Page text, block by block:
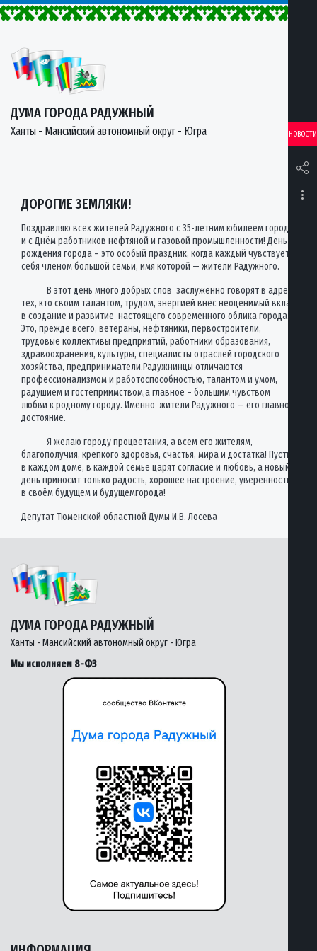
ДУМА ГОРОДА РАДУЖНЫЙ
Ханты - Мансийский автономный округ - Югра НОВОСТИ
ДОРОГИЕ ЗЕМЛЯКИ!
Поздравляю всех жителей Радужного с 35-летним юбилеем города
и с Днём работников нефтяной и газовой промышленности! День
рождения города – это особый праздник, когда каждый чувствует
себя членом большой семьи, имя которой — жители Радужного.
В этот день много добрых слов заслуженно говорят в адрес
тех, кто своим талантом, трудом, энергией внёс неоценимый вклад
в создание и развитие настоящего современного облика города.
Это, прежде всего, ветераны, нефтяники, первостроители,
трудовые коллективы предприятий, работники образования,
здравоохранения, культуры, специалисты отраслей городского
хозяйства, предприниматели.Радужнинцы отличаются
профессионализмом и работоспособностью, талантом и умом,
радушием и гостеприимством,а главное – большим чувством
любви к родному городу. Именно жители Радужного — его главное
достояние.
Я желаю городу процветания, а всем его жителям,
благополучия, крепкого здоровья, счастья, мира и достатка! Пусть
в каждом доме, в каждой семье царят согласие и любовь, а новый
день приносит только радость, хорошее настроение, уверенность
в своём будущем и будущемгорода!
Депутат Тюменской областной Думы И.В. Лосева
ДУМА ГОРОДА РАДУЖНЫЙ
Ханты - Мансийский автономный округ - Югра
Мы исполняем 8-ФЗ